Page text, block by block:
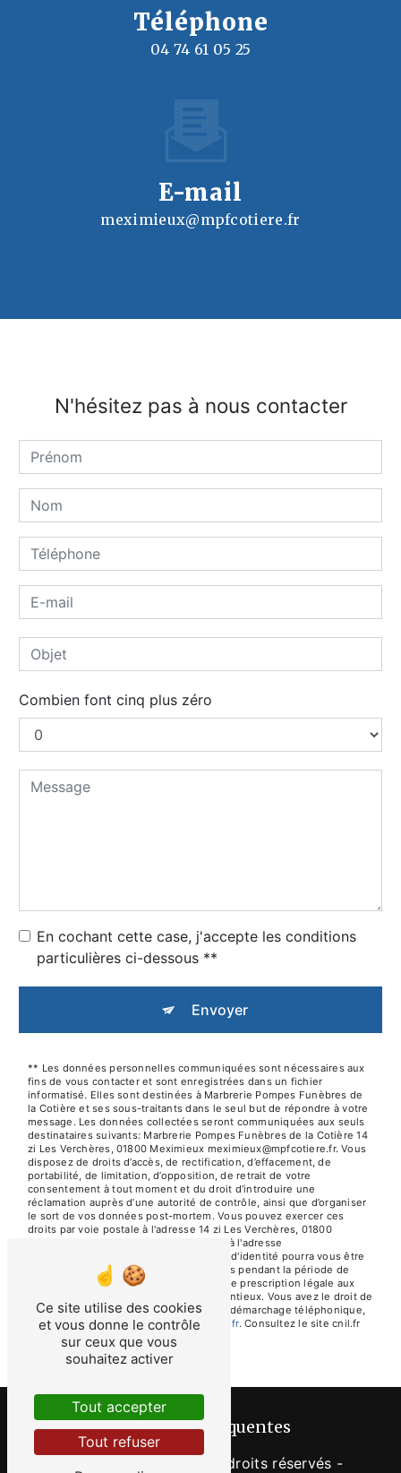
Téléphone
04 74 61 05 25
E-mail
meximieux@mpfcotiere.fr
N'hésitez pas à nous contacter
Combien font cinq plus zéro
En cochant cette case, j'accepte les conditions
particulières ci-dessous **
Envoyer
** Les données personnelles communiquées sont nécessaires aux
fins de vous contacter et sont enregistrées dans un fichier
informatisé. Elles sont destinées à Marbrerie Pompes Funèbres de
la Cotière et ses sous-traitants dans le seul but de répondre à votre
message. Les données collectées seront communiquées aux seuls
destinataires suivants: Marbrerie Pompes Funèbres de la Cotière 14
zi Les Verchères, 01800 Meximieux meximieux@mpfcotiere.fr. Vous
disposez de droits d’accès, de rectification, d’effacement, de
portabilité, de limitation, d’opposition, de retrait de votre
consentement à tout moment et du droit d’introduire une
réclamation auprès d’une autorité de contrôle, ainsi que d’organiser
le sort de vos données post-mortem. Vous pouvez exercer ces
droits par voie postale à l'adresse 14 zi Les Verchères, 01800
Meximieux ou par courrier électronique à l'adresse
meximieux@mpfcotiere.fr. Un justificatif d'identité pourra vous être
demandé. Nous conservons vos données pendant la période de
prise de contact puis pendant la durée de prescription légale aux
fins probatoires et de gestion des contentieux. Vous avez le droit de
vous inscrire sur la liste d'opposition au démarchage téléphonique,
disponible à cette adresse:Bloctel.gouv.fr. Consultez le site cnil.fr
pour plus d’informations sur vos droits.
Recherches fréquentes
- 2026 - Tous droits réservés -
Ce site utilise des cookies
et vous donne le contrôle
sur ceux que vous
souhaitez activer
Tout accepter
Tout refuser